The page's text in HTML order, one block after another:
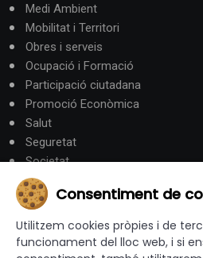
Medi Ambient
Mobilitat i Territori
Obres i serveis
Ocupació i Formació
Participació ciutadana
Promoció Econòmica
Salut
Seguretat
Societat
Turisme
Altres Canals
Consentiment de
Utilitzem cookies pròpies i de
funcionament del lloc web, i si